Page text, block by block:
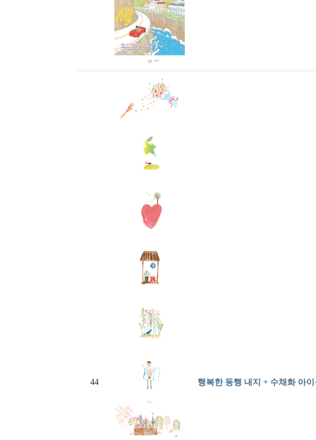
44 행복한 동행 내지 + 수채화 아이